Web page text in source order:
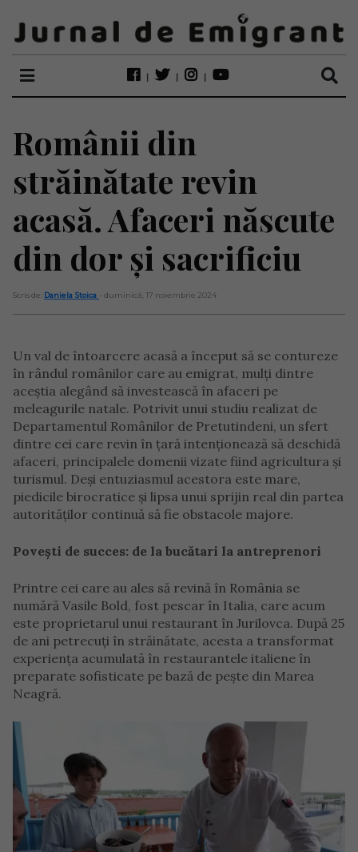
Românii din
străinătate revin
acasă. Afaceri născute
din dor și sacrificiu
Scris de: Daniela Stoica - duminică, 17 noiembrie 2024
Un val de întoarcere acasă a început să se contureze
în rândul românilor care au emigrat, mulți dintre
aceștia alegând să investească în afaceri pe
meleagurile natale. Potrivit unui studiu realizat de
Departamentul Românilor de Pretutindeni, un sfert
dintre cei care revin în țară intenționează să deschidă
afaceri, principalele domenii vizate fiind agricultura și
turismul. Deși entuziasmul acestora este mare,
piedicile birocratice și lipsa unui sprijin real din partea
autorităților continuă să fie obstacole majore.
Povești de succes: de la bucătari la antreprenori
Printre cei care au ales să revină în România se
numără Vasile Bold, fost pescar în Italia, care acum
este proprietarul unui restaurant în Jurilovca. După 25
de ani petrecuți în străinătate, acesta a transformat
experiența acumulată în restaurantele italiene în
preparate sofisticate pe bază de pește din Marea
Neagră.